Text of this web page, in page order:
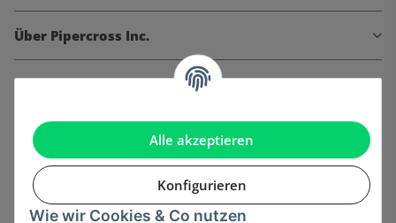
Alle akzeptieren
Konfigurieren
Wie wir Cookies & Co nutzen
Über Pipercross Inc.
Informationen
Gesetzliche Informationen